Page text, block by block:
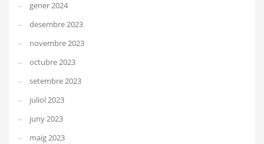
gener 2024
desembre 2023
novembre 2023
octubre 2023
setembre 2023
juliol 2023
juny 2023
maig 2023